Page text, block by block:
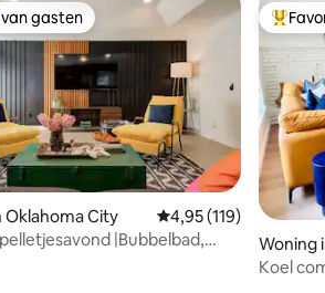
4,95 op 5, 432 recensies
gasten
gasten
Oklahoma City Gemiddelde
4,95 (119)
|Bubbelbad,
Woning
Koel